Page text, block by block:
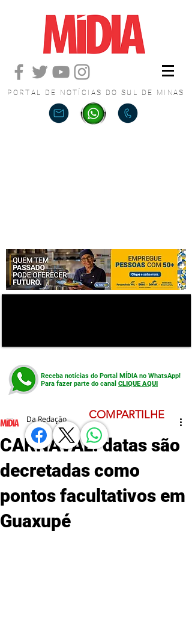
PORTAL DE NOTÍCIAS DO SUL DE MINAS
Receba notícias do Portal MÍDIA no WhatsApp!
Para fazer parte do canal CLIQUE AQUI
CARNAVAL: datas são
decretadas como
pontos facultativos em
Guaxupé
Da Redação COMPARTILHE